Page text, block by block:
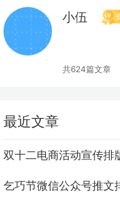
小伍
共624篇文章
最近文章
双十二电商活动宣传排
乞巧节微信公众号推文